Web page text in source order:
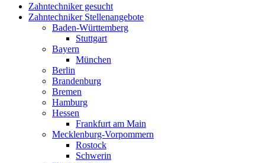
Zahntechniker gesucht
Zahntechniker Stellenangebote
Baden-Württemberg
Stuttgart
Bayern
München
Berlin
Brandenburg
Bremen
Hamburg
Hessen
Frankfurt am Main
Mecklenburg-Vorpommern
Rostock
Schwerin